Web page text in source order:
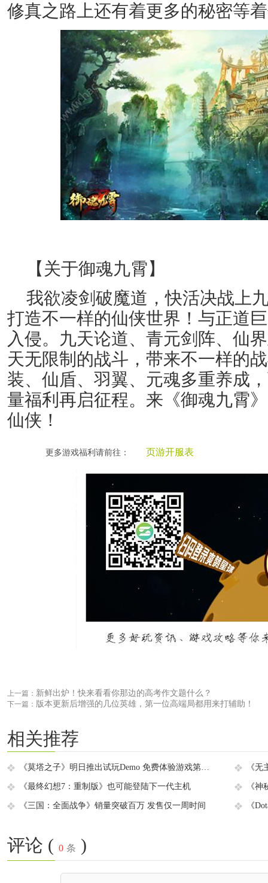
修真之路上还有着更多的秘密等
【关于御魂九霄】
我欲凌剑破魔道，快活决战上
打造不一样的仙侠世界！与正道
入侵。九天论道、青元剑阵、仙
天无限制的战斗，带来不一样的
装、仙盾、羽翼、元魂多重养成
量福利再启征程。来《御魂九霄
仙侠！
更多游戏福利请前往： 页游开服表
上一篇： 新鲜出炉！快来看看你那边的高考作文题什么？
下一篇： 版本更新后增强的几位英雄，第一位高端局都用来打辅助！
相关推荐
《莫塔之子》明日推出试玩Demo 免费体验游戏第一章
《最终幻想7：重制版》也可能登陆下一代主机
《三国：全面战争》销量突破百万 发售仅一周时间 《
评论 ( 0 条 )